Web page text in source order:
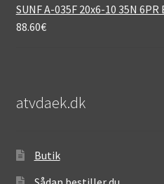
SUNF A-035F 20x6-10 35N 6PR
88.60€
atvdaek.dk
Butik